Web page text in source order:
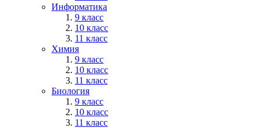
Информатика
9 класс
10 класс
11 класс
Химия
9 класс
10 класс
11 класс
Биология
9 класс
10 класс
11 класс